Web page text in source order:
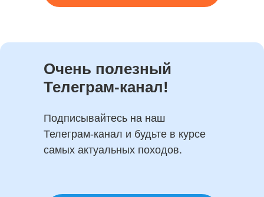
Очень полезный
Телеграм-канал!
Подписывайтесь на наш
Телеграм-канал и будьте в курсе
самых актуальных походов.